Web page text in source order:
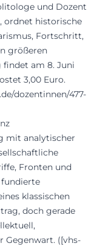
und Dozent
ordnet historische
Fortschritt,
größeren
findet am 8. Juni
3,00 Euro.
dozentinnen/477-
mit analytischer
Fronten und
klassischen
doch gerade
Gegenwart. ([vhs-